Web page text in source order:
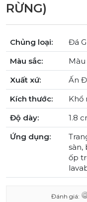
RỪNG)
Chủng loại:
Đá
Màu sắc:
Xuất xứ:
Ấn
Kích thước:
Khổ
Độ dày:
1.8
Ứng dụng:
sàn,
ốp
Đánh giá: